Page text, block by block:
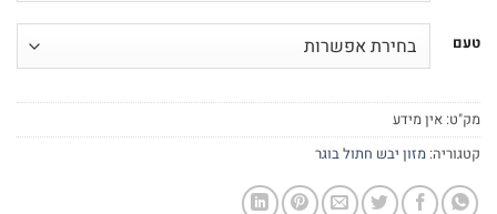
טעם
מק"ט: אין מידע
קטגוריה: מזון יבש חתול בוגר